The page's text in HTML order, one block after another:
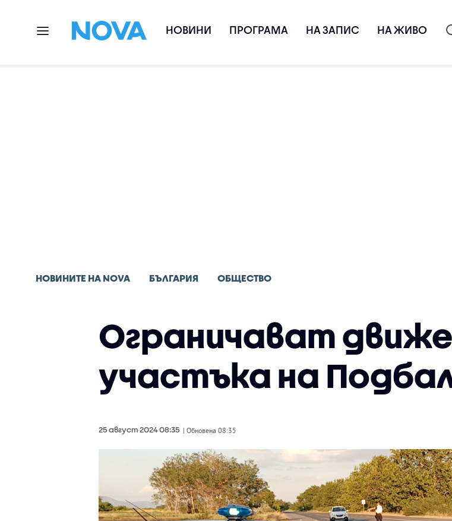
НОВИНИ ПРОГРАМА НА ЗАПИС НА ЖИВО
НОВИНИТЕ НА NOVA БЪЛГАРИЯ ОБЩЕСТВО
Ограничават
участъка на
25 август 2024 08:35 | Обновена 08:35